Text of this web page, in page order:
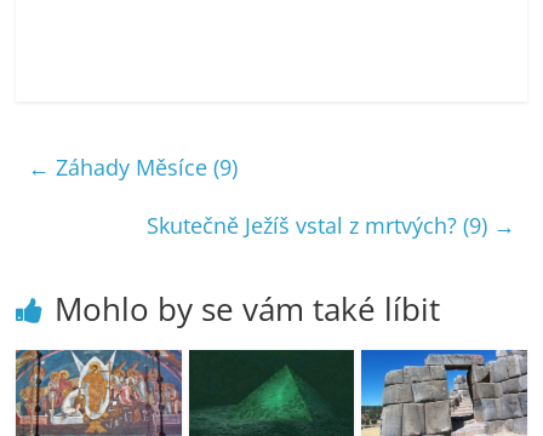
← Záhady Měsíce (9)
Skutečně Ježíš vstal z mrtvých? (9) →
Mohlo by se vám také líbit